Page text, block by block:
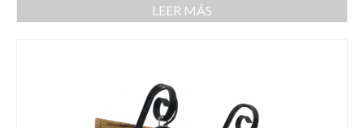
LEER MÁS